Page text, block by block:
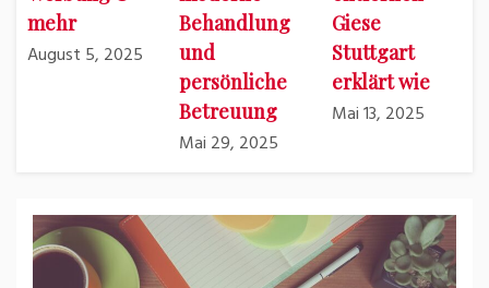
mehr
August 5, 2025
Behandlung
und
persönliche
Betreuung
Mai 29, 2025
Giese
Stuttgart
erklärt wie
Mai 13, 2025